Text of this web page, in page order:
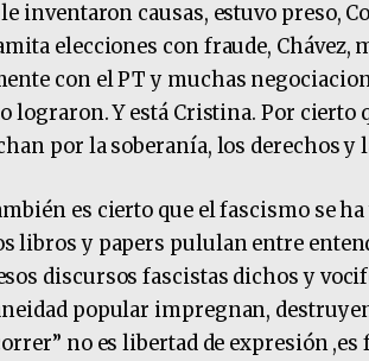
inventaron causas, estuvo preso,
elecciones con fraude, Chávez,
con el PT y muchas
lograron. Y está Cristina. Por cierto
por la soberanía, los derechos y
es cierto que el fascismo se
libros y papers pululan entre
discursos fascistas dichos y
popular impregnan,
no es libertad de expresión